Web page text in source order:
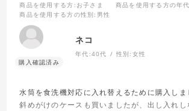
商品を使用する方 :お子さま 商品を使用する方の年代
商品を使用する方の性別:男性
ネコ
年代:40代 性別: 女性
水筒を食洗機対応に入れ替えるために購入しま
斜めがけのケースも買いましたが、出し入れ